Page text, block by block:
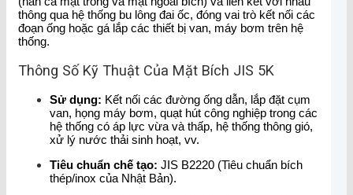
thông qua hệ thống bu lông đai ốc, đóng vai trò kết nối các
đoạn ống hoặc gá lắp các thiết bị van, máy bơm trên hệ
thống.
Thông Số Kỹ Thuật Của Mặt Bích JIS 5K
Sử dụng: Kết nối các đường ống dẫn, lắp đặt cụm
van, họng máy bơm, quạt hút công nghiệp trong các
hệ thống có áp lực vừa và thấp, hệ thống thông gió,
xử lý nước thải sinh hoạt, vv.
Tiêu chuẩn chế tạo: JIS B2220 (Tiêu chuẩn bích
thép/inox của Nhật Bản).